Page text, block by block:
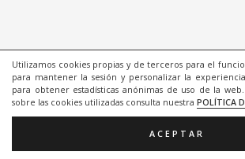
Utilizamos cookies propias y de terceros para el
para mantener la sesión y personalizar la
para obtener estadísticas anónimas de uso de la
sobre las cookies utilizadas consulta nuestra POLÍTICA
ACEPTAR